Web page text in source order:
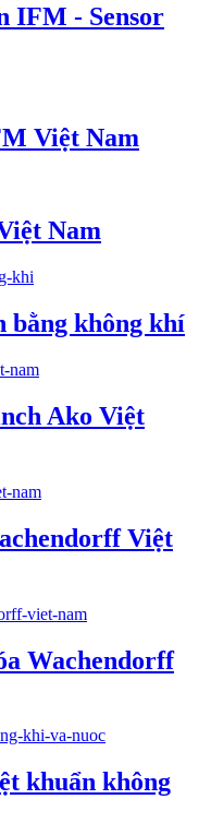
IFM - Sensor
Việt Nam
Nam
bằng không khí
Ako Việt
Việt
Wachendorff
khuẩn không